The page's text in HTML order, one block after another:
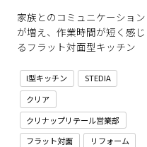
家族とのコミュニケーション
が増え、作業時間が短く感じ
るフラット対面型キッチン
I型キッチン
STEDIA
クリア
クリナップリテール営業部
フラット対面
リフォーム